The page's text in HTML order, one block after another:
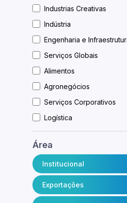
Categoria
Industrias Creativas
Indústria
Engenharia e Infraestrutura
Serviços Globais
Alimentos
Agronegócios
Serviços Corporativos
Logística
Área
Institucional
Exportações